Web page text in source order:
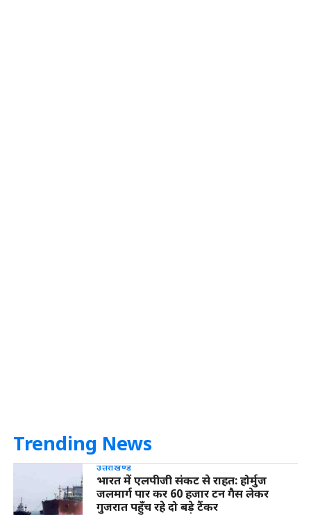
Trending News
उत्तराखण्ड
भारत में एलपीजी संकट से राहत: होर्मुज
जलमार्ग पार कर 60 हजार टन गैस लेकर
गुजरात पहुँच रहे दो बड़े टैंकर